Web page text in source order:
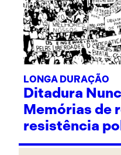
LONGA DURAÇÃO
Ditadura
Memórias de
resistência